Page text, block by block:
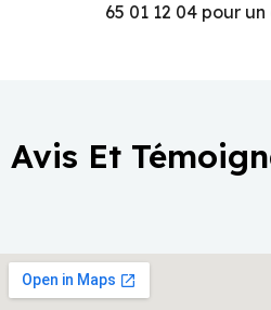
65 01 12 04 pour
Avis Et